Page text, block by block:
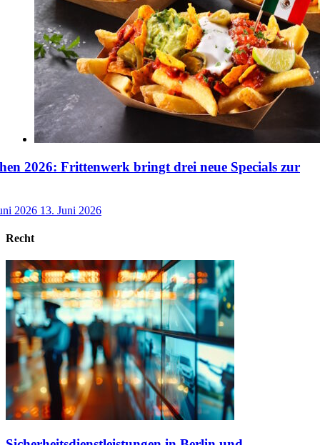
2026: Frittenwerk bringt drei neue Specials zur
2026 13. Juni 2026
Recht